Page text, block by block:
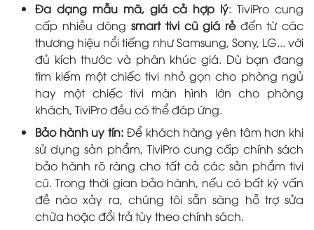
Đa dạng mẫu mã, giá cả hợp lý: TiviPro cung
cấp nhiều dòngsmart tivi cũ giá rẻđến từ các
thương hiệu nổi tiếng như Samsung, Sony, LG... với
đủ kích thước và phân khúc giá. Dù bạn đang
tìm kiếm một chiếc tivi nhỏ gọn cho phòng ngủ
hay một chiếc tivi màn hình lớn cho phòng
khách, TiviPro đều có thể đáp ứng.
Bảo hành uy tín: Để khách hàng yên tâm hơn khi
sử dụng sản phẩm, TiviPro cung cấp chính sách
bảo hành rõ ràng cho tất cả các sản phẩm tivi
cũ. Trong thời gian bảo hành, nếu có bất kỳ vấn
đề nào xảy ra, chúng tôi sẵn sàng hỗ trợ sửa
chữa hoặc đổi trả tùy theo chính sách.